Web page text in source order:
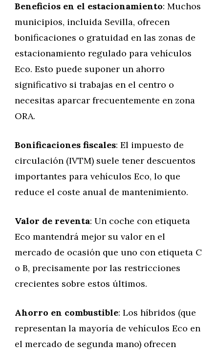
Beneficios en el estacionamiento: Muchos
municipios, incluida Sevilla, ofrecen
bonificaciones o gratuidad en las zonas de
estacionamiento regulado para vehículos
Eco. Esto puede suponer un ahorro
significativo si trabajas en el centro o
necesitas aparcar frecuentemente en zona
ORA.
Bonificaciones fiscales: El impuesto de
circulación (IVTM) suele tener descuentos
importantes para vehículos Eco, lo que
reduce el coste anual de mantenimiento.
Valor de reventa: Un coche con etiqueta
Eco mantendrá mejor su valor en el
mercado de ocasión que uno con etiqueta C
o B, precisamente por las restricciones
crecientes sobre estos últimos.
Ahorro en combustible: Los híbridos (que
representan la mayoría de vehículos Eco en
el mercado de segunda mano) ofrecen